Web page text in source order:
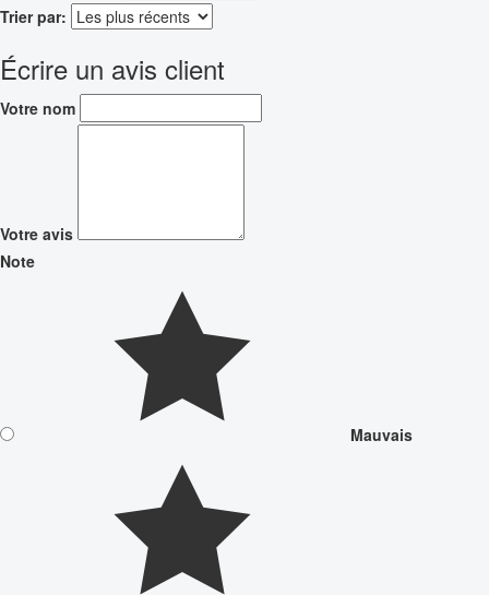
Trier par:
Écrire un avis client
Votre nom
Votre avis
Note
Mauvais